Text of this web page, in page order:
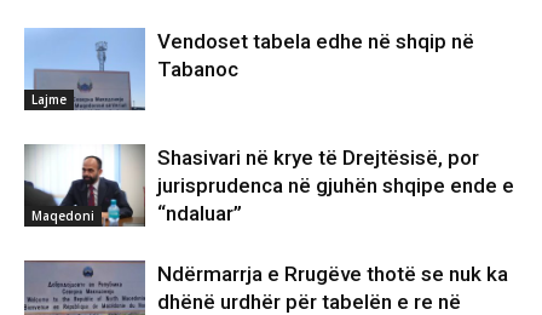
Lajme
Vendoset tabela edhe në shqip në
Tabanoc
Maqedoni
Shasivari në krye të Drejtësisë, por
jurisprudenca në gjuhën shqipe ende e
“ndaluar”
Ndërmarrja e Rrugëve thotë se nuk ka
dhënë urdhër për tabelën e re në